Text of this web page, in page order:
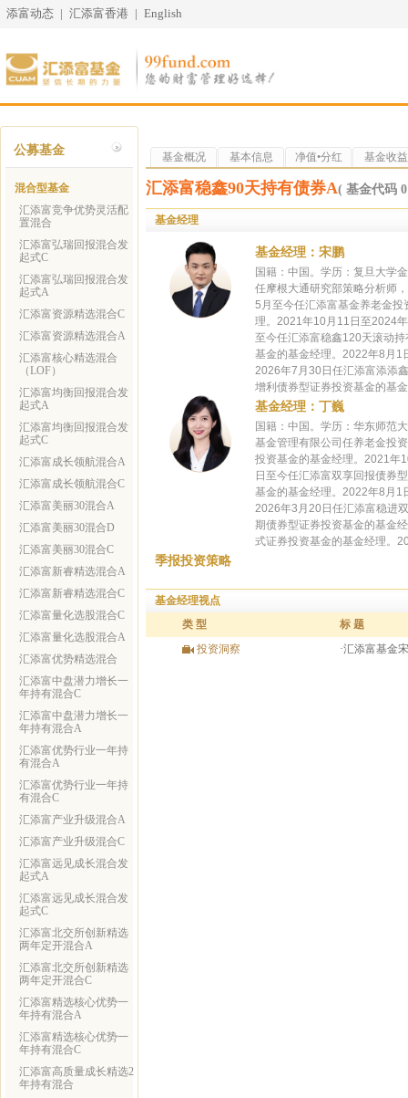
添富动态 | 汇添富香港 | English
公募基金
混合型基金
汇添富竞争优势灵活配
置混合
汇添富弘瑞回报混合发
起式C
汇添富弘瑞回报混合发
起式A
汇添富资源精选混合C
汇添富资源精选混合A
汇添富核心精选混合
（LOF）
汇添富均衡回报混合发
起式A
汇添富均衡回报混合发
起式C
汇添富成长领航混合A
汇添富成长领航混合C
汇添富美丽30混合A
汇添富美丽30混合D
汇添富美丽30混合C
汇添富新睿精选混合A
汇添富新睿精选混合C
汇添富量化选股混合C
汇添富量化选股混合A
汇添富优势精选混合
汇添富中盘潜力增长一
年持有混合C
汇添富中盘潜力增长一
年持有混合A
汇添富优势行业一年持
有混合A
汇添富优势行业一年持
有混合C
汇添富产业升级混合A
汇添富产业升级混合C
汇添富远见成长混合发
起式A
汇添富远见成长混合发
起式C
汇添富北交所创新精选
两年定开混合A
汇添富北交所创新精选
两年定开混合C
汇添富精选核心优势一
年持有混合A
汇添富精选核心优势一
年持有混合C
汇添富高质量成长精选2
年持有混合
基金概况 基本信息 净值•分红 基金收益
汇添富稳鑫90天持有债券A( 基金代码
基金经理
基金经理：宋鹏
国籍：中国。学历：复旦大学
任摩根大通研究部策略分析师
5月至今任汇添富基金养老金
理。2021年10月11日至2024
至今任汇添富稳鑫120天滚动
基金的基金经理。2022年8月1
2026年7月30日任汇添富添添
增利债券型证券投资基金的基
基金经理：丁巍
国籍：中国。学历：华东师范
基金管理有限公司任养老金投
投资基金的基金经理。2021年
日至今任汇添富双享回报债券
基金的基金经理。2022年8月1
2026年3月20日任汇添富稳进
期债券型证券投资基金的基金
式证券投资基金的基金经理。
季报投资策略
基金经理视点
类 型 标 题
投资洞察 ·汇添富基金